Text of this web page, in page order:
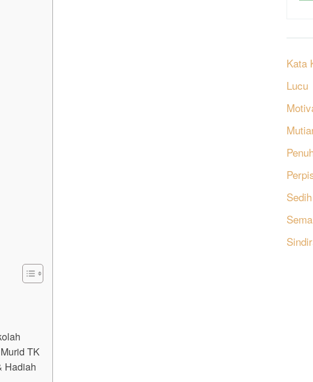
TK
Hadiah
Kata
Lucu
Sedih